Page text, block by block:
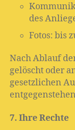
des
Fotos: bis
Nach Ablauf
gelöscht oder
gesetzlichen
7. Ihre Rechte